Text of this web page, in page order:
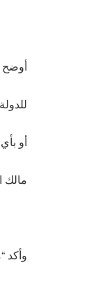
أوضح
أو
مالك
وأكد